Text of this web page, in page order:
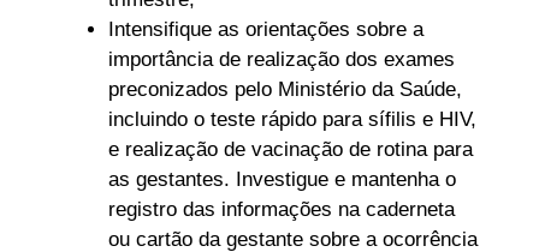
Intensifique as orientações sobre a
importância de realização dos exames
preconizados pelo Ministério da Saúde,
incluindo o teste rápido para sífilis e HIV,
e realização de vacinação de rotina para
as gestantes. Investigue e mantenha o
registro das informações na caderneta
ou cartão da gestante sobre a ocorrência